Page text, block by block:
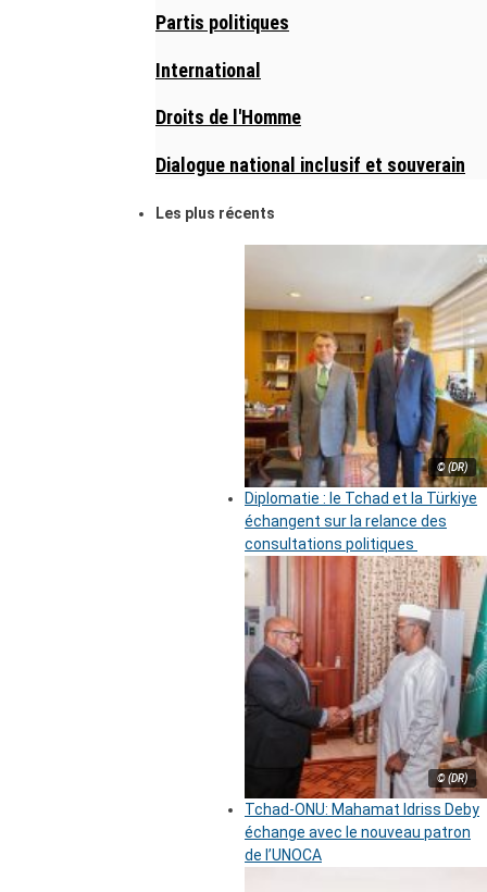
Partis politiques
International
Droits de l'Homme
Dialogue national inclusif et souverain
Les plus récents
© (DR)
Diplomatie : le Tchad et la Türkiye
échangent sur la relance des
consultations politiques
© (DR)
Tchad-ONU: Mahamat Idriss Deby
échange avec le nouveau patron
de l’UNOCA